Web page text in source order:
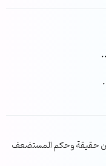
حقيقة وحكم المستضعف